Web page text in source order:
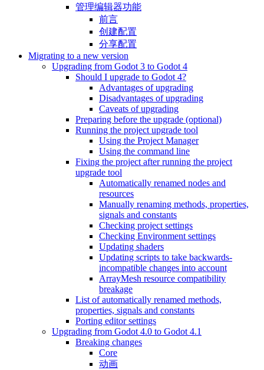
管理编辑器功能
前言
创建配置
分享配置
Migrating to a new version
Upgrading from Godot 3 to Godot 4
Should I upgrade to Godot 4?
Advantages of upgrading
Disadvantages of upgrading
Caveats of upgrading
Preparing before the upgrade (optional)
Running the project upgrade tool
Using the Project Manager
Using the command line
Fixing the project after running the project
upgrade tool
Automatically renamed nodes and
resources
Manually renaming methods, properties,
signals and constants
Checking project settings
Checking Environment settings
Updating shaders
Updating scripts to take backwards-
incompatible changes into account
ArrayMesh resource compatibility
breakage
List of automatically renamed methods,
properties, signals and constants
Porting editor settings
Upgrading from Godot 4.0 to Godot 4.1
Breaking changes
Core
动画